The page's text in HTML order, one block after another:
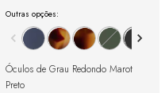
Outras opções:
Óculos de Grau Redondo Marot
Preto